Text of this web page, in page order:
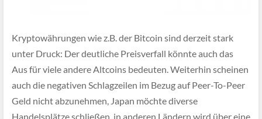
Kryptowährungen wie z.B. der Bitcoin sind derzeit stark
unter Druck: Der deutliche Preisverfall könnte auch das
Aus für viele andere Altcoins bedeuten. Weiterhin scheinen
auch die negativen Schlagzeilen im Bezug auf Peer-To-Peer
Geld nicht abzunehmen, Japan möchte diverse
Handelsplätze schließen, in anderen Ländern wird über eine